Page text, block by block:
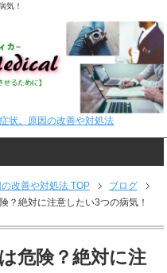
気！
状。原因の改善や対処法
改善や対処法 TOP
ブログ
？絶対に注意したい3つの病気！
危険？絶対に注